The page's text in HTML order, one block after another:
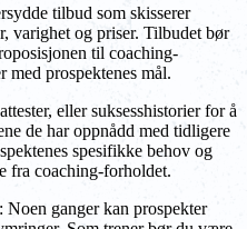
tilbud som skisserer
varighet og priser. Tilbudet bør
til coaching-
med prospektenes mål.
eller suksesshistorier for å
de har oppnådd med tidligere
spesifikke behov og
fra coaching-forholdet.
ganger kan prospekter